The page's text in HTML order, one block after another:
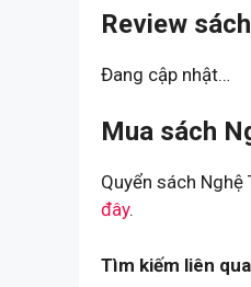
Review
Đang cập nhật…
Mua sách
Quyển sách
đây.
Tìm kiếm liên